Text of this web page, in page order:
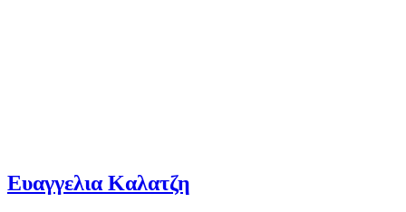
Ευαγγελια Καλατζη